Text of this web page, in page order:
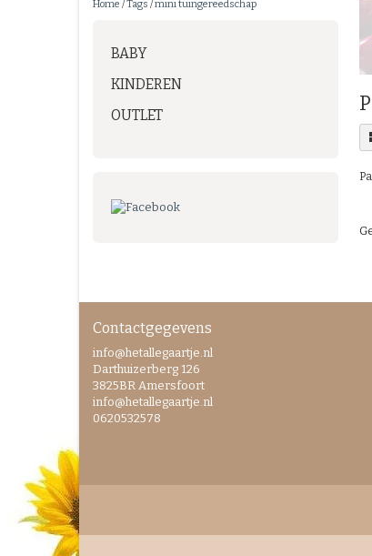
Home /Tags /mini tuingereedschap
BABY
KINDEREN
OUTLET
Contactgegevens
info@hetallegaartje.nl
Darthuizerberg 126
3825BR Amersfoort
info@hetallegaartje.nl
0620532578